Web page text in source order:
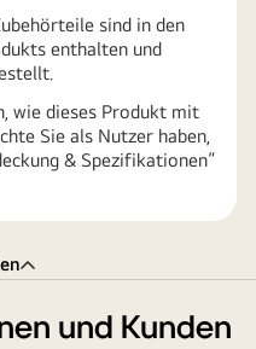
sind in den
enthalten und
wie dieses Produkt mit
Sie als Nutzer haben,
& Spezifikationen“
und Kunden